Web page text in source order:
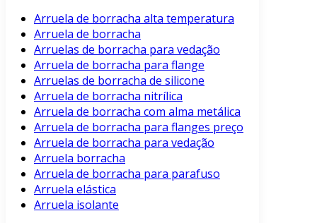
Arruela de borracha alta temperatura
Arruela de borracha
Arruelas de borracha para vedação
Arruela de borracha para flange
Arruelas de borracha de silicone
Arruela de borracha nitrílica
Arruela de borracha com alma metálica
Arruela de borracha para flanges preço
Arruela de borracha para vedação
Arruela borracha
Arruela de borracha para parafuso
Arruela elástica
Arruela isolante